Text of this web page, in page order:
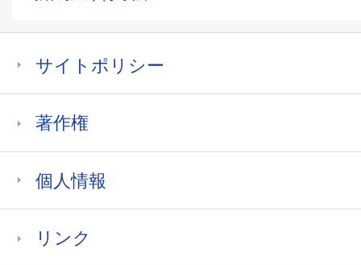
サイトポリシー
著作権
個人情報
リンク